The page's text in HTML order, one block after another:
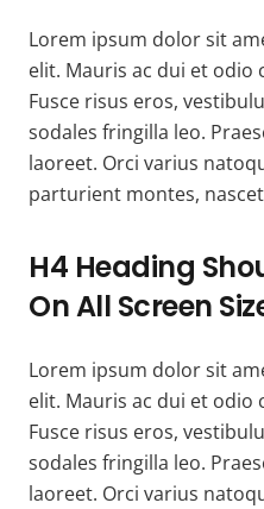
Lorem ipsum dolor sit
elit. Mauris ac dui et
Fusce risus eros,
sodales fringilla leo.
laoreet. Orci varius
parturient montes,
H4 Heading
On All Screen
Lorem ipsum dolor sit
elit. Mauris ac dui et
Fusce risus eros,
sodales fringilla leo.
laoreet. Orci varius